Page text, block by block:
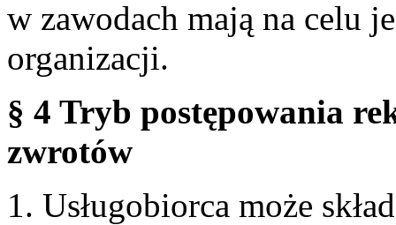
w zawodach mają na celu
organizacji.
§ 4 Tryb postępowania
zwrotów
1. Usługobiorca może